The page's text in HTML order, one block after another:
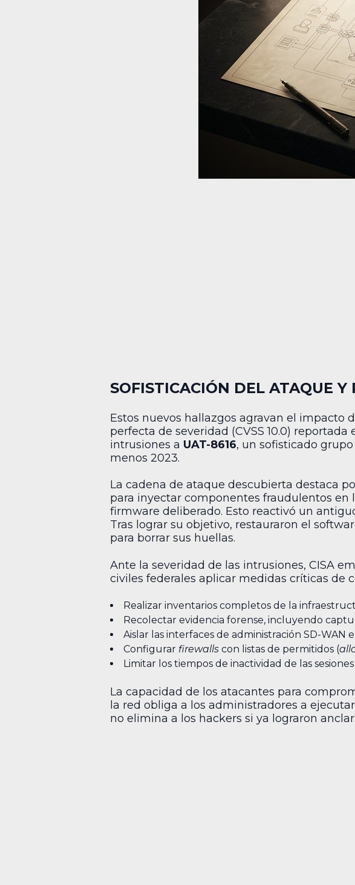
SOFISTICACIÓN DEL ATAQUE Y
Estos nuevos hallazgos agravan el impacto
perfecta de severidad (CVSS 10.0)
intrusiones a UAT-8616, un sofisticado
menos 2023.
La cadena de ataque descubierta destaca
para inyectar componentes fraudulentos en
firmware deliberado. Esto reactivó un
Tras lograr su objetivo, restauraron el
para borrar sus huellas.
Ante la severidad de las intrusiones, CISA
civiles federales aplicar medidas críticas de
Realizar inventarios completos de la
Recolectar evidencia forense, incluyendo
Aislar las interfaces de administración SD-WAN
Configurar firewalls con listas de permitidos (
Limitar los tiempos de inactividad de las
La capacidad de los atacantes para
la red obliga a los administradores a
no elimina a los hackers si ya lograron